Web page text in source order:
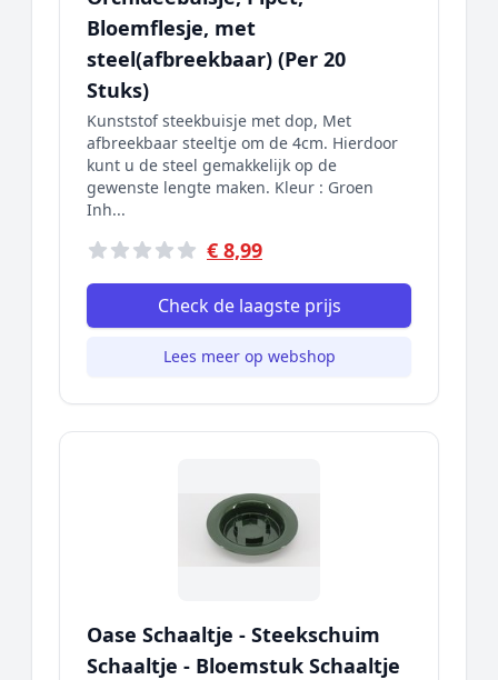
Bloemflesje, met
steel(afbreekbaar) (Per 20
Stuks)
Kunststof steekbuisje met dop, Met
afbreekbaar steeltje om de 4cm. Hierdoor
kunt u de steel gemakkelijk op de
gewenste lengte maken. Kleur : Groen
Inh...
€ 8,99
Check de laagste prijs
Lees meer op webshop
Oase Schaaltje - Steekschuim
Schaaltje - Bloemstuk Schaaltje